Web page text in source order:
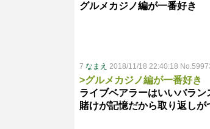
グルメカジノ編が一番好き
7 なまえ 2018/11/18 22:40:18
>グルメカジノ編が一番好き
ライブベアラーはいいバラン
賭けが記憶だから取り返し